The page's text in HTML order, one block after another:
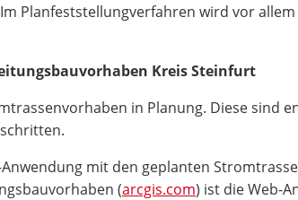
Planfeststellungverfahren wird vor
Kreis Steinfurt
in Planung. Diese sind
mit den geplanten
(arcgis.com) ist die Web-